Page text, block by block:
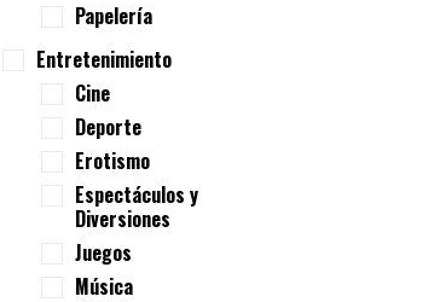
Papelería
Entretenimiento
Cine
Deporte
Erotismo
Espectáculos y
Diversiones
Juegos
Música